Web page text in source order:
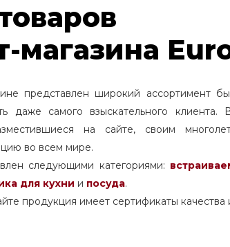
магазина
представлен широкий ассортимент
даже самого взыскательного
на сайте, своим
во всем мире.
следующими категориями:
для кухни и посуда.
продукция имеет сертификаты